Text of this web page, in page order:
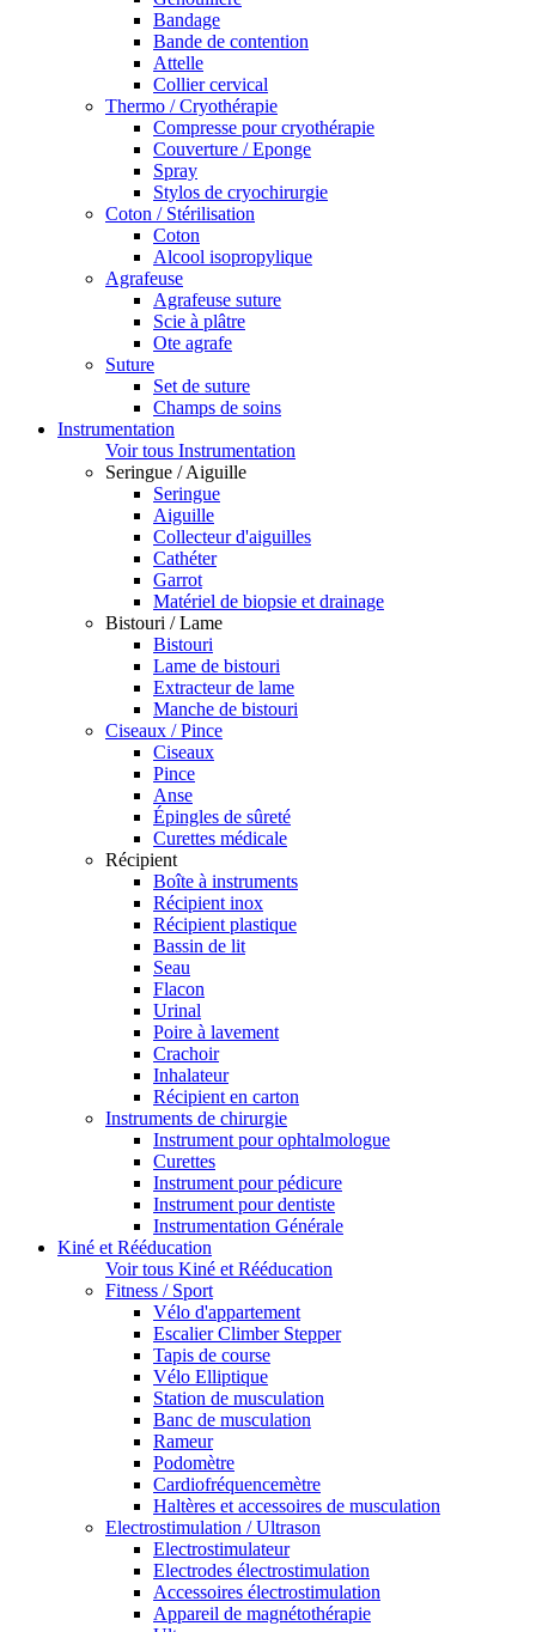
Bandage
Bande de contention
Attelle
Collier cervical
Thermo / Cryothérapie
Compresse pour cryothérapie
Couverture / Eponge
Spray
Stylos de cryochirurgie
Coton / Stérilisation
Coton
Alcool isopropylique
Agrafeuse
Agrafeuse suture
Scie à plâtre
Ote agrafe
Suture
Set de suture
Champs de soins
Instrumentation
Voir tous Instrumentation
Seringue / Aiguille
Seringue
Aiguille
Collecteur d'aiguilles
Cathéter
Garrot
Matériel de biopsie et drainage
Bistouri / Lame
Bistouri
Lame de bistouri
Extracteur de lame
Manche de bistouri
Ciseaux / Pince
Ciseaux
Pince
Anse
Épingles de sûreté
Curettes médicale
Récipient
Boîte à instruments
Récipient inox
Récipient plastique
Bassin de lit
Seau
Flacon
Urinal
Poire à lavement
Crachoir
Inhalateur
Récipient en carton
Instruments de chirurgie
Instrument pour ophtalmologue
Curettes
Instrument pour pédicure
Instrument pour dentiste
Instrumentation Générale
Kiné et Rééducation
Voir tous Kiné et Rééducation
Fitness / Sport
Vélo d'appartement
Escalier Climber Stepper
Tapis de course
Vélo Elliptique
Station de musculation
Banc de musculation
Rameur
Podomètre
Cardiofréquencemètre
Haltères et accessoires de musculation
Electrostimulation / Ultrason
Electrostimulateur
Electrodes électrostimulation
Accessoires électrostimulation
Appareil de magnétothérapie